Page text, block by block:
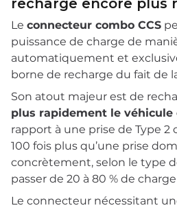
recharge encore plus
Le connecteur combo CCS
puissance de charge de
automatiquement et
borne de recharge du fait de
Son atout majeur est de
plus rapidement le véhicule
rapport à une prise de Type 2
100 fois plus qu’une prise
concrètement, selon le type
passer de 20 à 80 % de
Le connecteur nécessitant